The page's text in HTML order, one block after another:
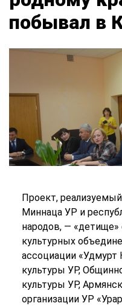
побывал в
Проект,
Миннаца УР и
народов, — «детище»
культурных
ассоциации
культуры УР,
культуры УР,
организации УР